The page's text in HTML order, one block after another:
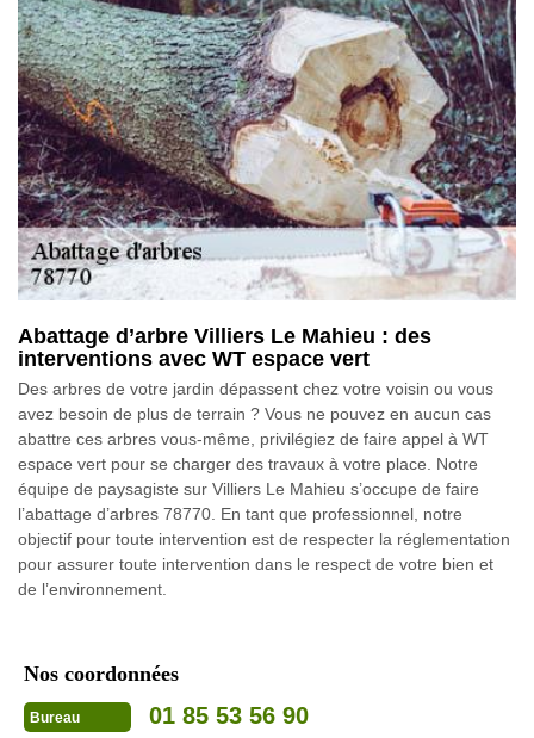
Abattage d’arbre Villiers Le Mahieu : des
interventions avec WT espace vert
Des arbres de votre jardin dépassent chez votre voisin ou vous
avez besoin de plus de terrain ? Vous ne pouvez en aucun cas
abattre ces arbres vous-même, privilégiez de faire appel à WT
espace vert pour se charger des travaux à votre place. Notre
équipe de paysagiste sur Villiers Le Mahieu s’occupe de faire
l’abattage d’arbres 78770. En tant que professionnel, notre
objectif pour toute intervention est de respecter la réglementation
pour assurer toute intervention dans le respect de votre bien et
de l’environnement.
Nos coordonnées
Bureau 01 85 53 56 90